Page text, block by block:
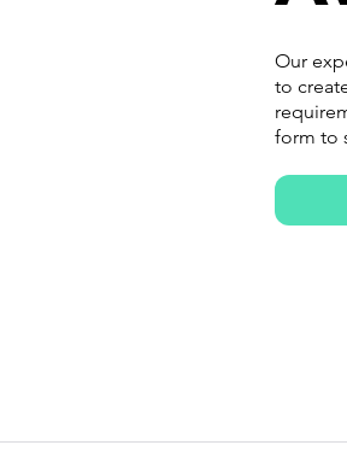
Our
to
form to